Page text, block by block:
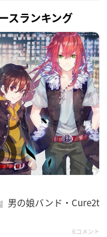
スランキング
男の娘バンド・Cure2t
6コメント